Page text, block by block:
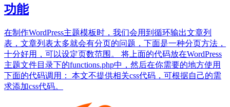
功能
在制作WordPress主题模板时，我们会用到循环输出文章列
表，文章列表太多就会有分页的问题，下面是一种分页方法，
十分好用，可以设定页数范围。 将上面的代码放在WordPress
主题文件目录下的functions.php中，然后在你需要的地方使用
下面的代码调用： 本文不提供相关css代码，可根据自己的需
求添加css代码。